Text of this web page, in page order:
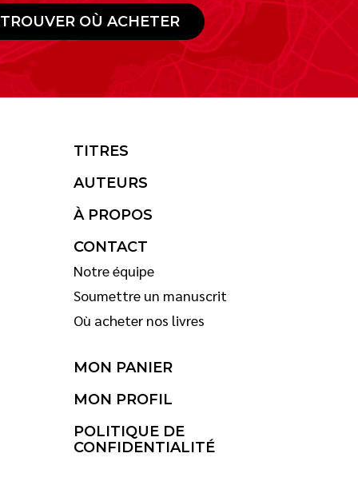
TROUVER OÙ ACHETER
TITRES
AUTEURS
À PROPOS
CONTACT
Notre équipe
Soumettre un manuscrit
Où acheter nos livres
MON PANIER
MON PROFIL
POLITIQUE DE
CONFIDENTIALITÉ